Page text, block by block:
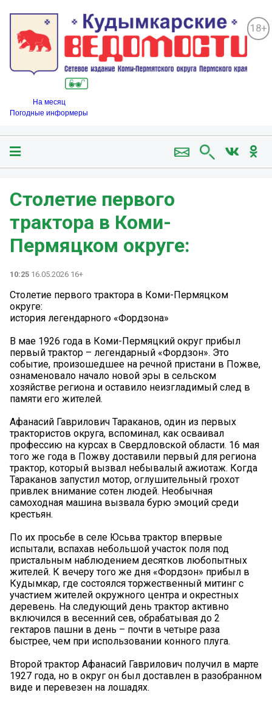
18+
На месяц
Погодные информеры
Столетие первого
трактора в Коми-
Пермяцком округе:
10:25 16.05.2026 16+
Столетие первого трактора в Коми-Пермяцком
округе:
история легендарного «Фордзона»
В мае 1926 года в Коми-Пермяцкий округ прибыл
первый трактор – легендарный «Фордзон». Это
событие, произошедшее на речной пристани в Пожве,
ознаменовало начало новой эры в сельском
хозяйстве региона и оставило неизгладимый след в
памяти его жителей.
Афанасий Гаврилович Тараканов, один из первых
трактористов округа, вспоминал, как осваивал
профессию на курсах в Свердловской области. 16 мая
того же года в Пожву доставили первый для региона
трактор, который вызвал небывалый ажиотаж. Когда
Тараканов запустил мотор, оглушительный грохот
привлек внимание сотен людей. Необычная
самоходная машина вызвала бурю эмоций среди
крестьян.
По их просьбе в селе Юсьва трактор впервые
испытали, вспахав небольшой участок поля под
пристальным наблюдением десятков любопытных
жителей. К вечеру того же дня «Фордзон» прибыл в
Кудымкар, где состоялся торжественный митинг с
участием жителей окружного центра и окрестных
деревень. На следующий день трактор активно
включился в весенний сев, обрабатывая до 2
гектаров пашни в день – почти в четыре раза
быстрее, чем при использовании конного плуга.
Второй трактор Афанасий Гаврилович получил в марте
1927 года, но в округ он был доставлен в разобранном
виде и перевезен на лошадях.